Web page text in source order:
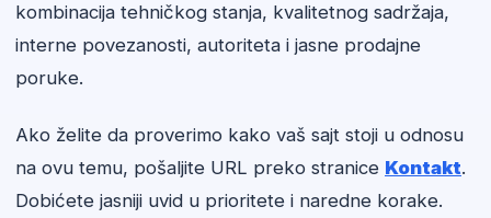
kombinacija tehničkog stanja, kvalitetnog sadržaja,
interne povezanosti, autoriteta i jasne prodajne
poruke.
Ako želite da proverimo kako vaš sajt stoji u odnosu
na ovu temu, pošaljite URL preko stranice Kontakt.
Dobićete jasniji uvid u prioritete i naredne korake.